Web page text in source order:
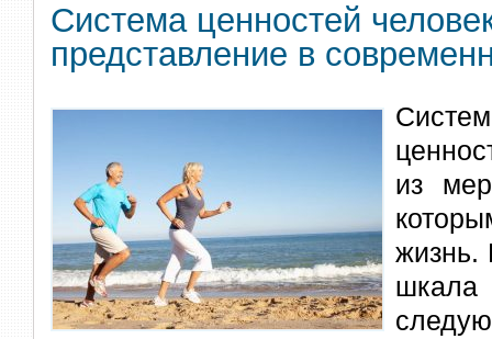
Система ценностей
представление в
из
жизнь.